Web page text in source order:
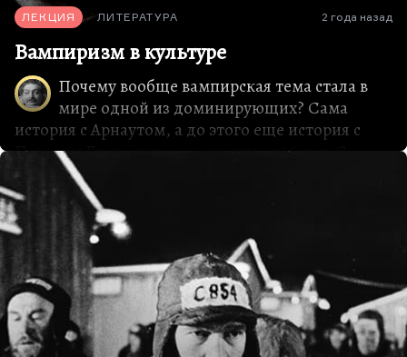
ЛЕКЦИЯ ЛИТЕРАТУРА 2 года назад
Вампиризм в культуре
Почему вообще вампирская тема стала в
мире одной из доминирующих? Сама
история с Арнаутом, а до этого еще история с
Петаром Благоевичем – это 1725-1726 год. С
Пабли Арнаутом (или Арнольдом) история
вообще задокументированная, потому что при
вскрытии гроба присутствовали люди,
официальные лица. И с Благоевичем тоже
страшная история, физиологически страшная,
когда вампир не просто лежал со свежим цветом
лица, а у него эрекция была; некоторые говорят,
что этот процесс декомпозиции, растления и
тления так шел, но трудно себе представить.